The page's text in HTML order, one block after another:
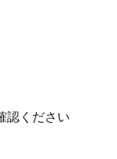
。かなりハ
ると思いま
認ください